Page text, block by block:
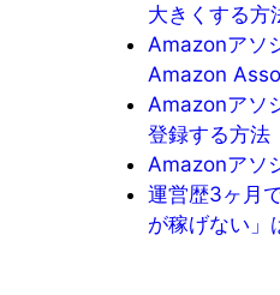
大きくする方
Amazonアソ
Amazon
Amazonアソ
登録する方法
Amazonアソ
運営歴3ヶ月
が稼げない」